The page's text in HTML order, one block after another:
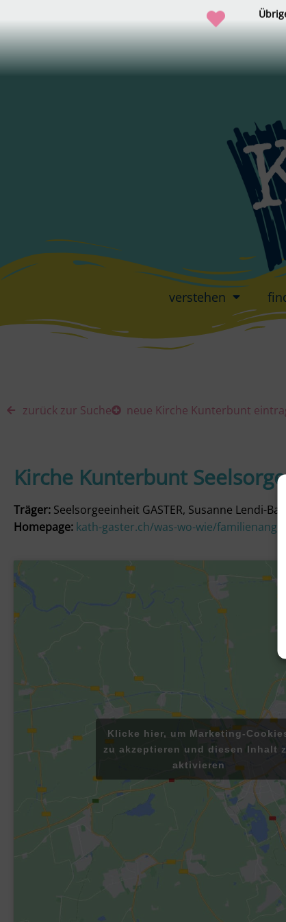
verstehen
zurück zur Suche neue Kirche Kunterbunt
Kirche Kunterbunt
Träger: Seelsorgeeinheit GASTER, Susanne Lendi-
Homepage: kath-gaster.ch/was-wo-wie/
Klicke hier, um Marketing-
zu akzeptieren und diesen Inhalt
aktivieren